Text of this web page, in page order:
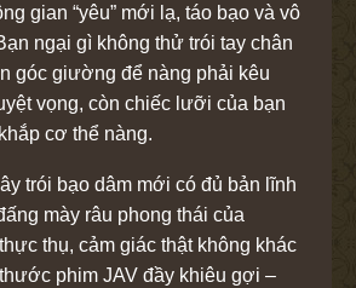
gian “yêu” mới lạ, táo bạo và vô
ngại gì không thử trói tay chân
góc giường để nàng phải kêu
vọng, còn chiếc lưỡi của bạn
cơ thể nàng.
trói bạo dâm mới có đủ bản lĩnh
mày râu phong thái của
thụ, cảm giác thật không khác
phim JAV đầy khiêu gợi –